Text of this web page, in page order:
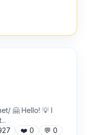
🤗 Hello! 💡 I
❤️ 0 💬 0